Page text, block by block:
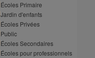
Écoles Primaire
Jardin d'enfants
Écoles Privées
Public
Écoles Secondaires
Écoles pour professionnels